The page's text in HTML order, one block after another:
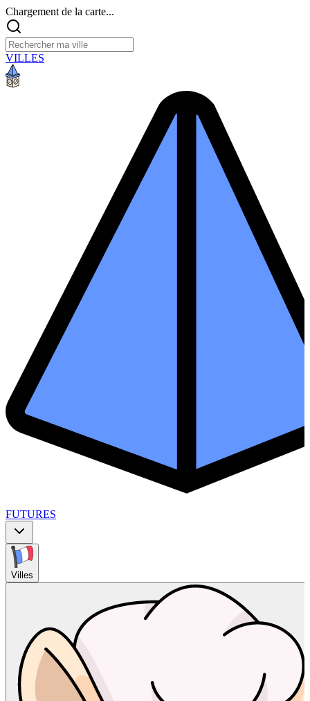
Chargement de la carte...
VILLES
FUTURES
Villes